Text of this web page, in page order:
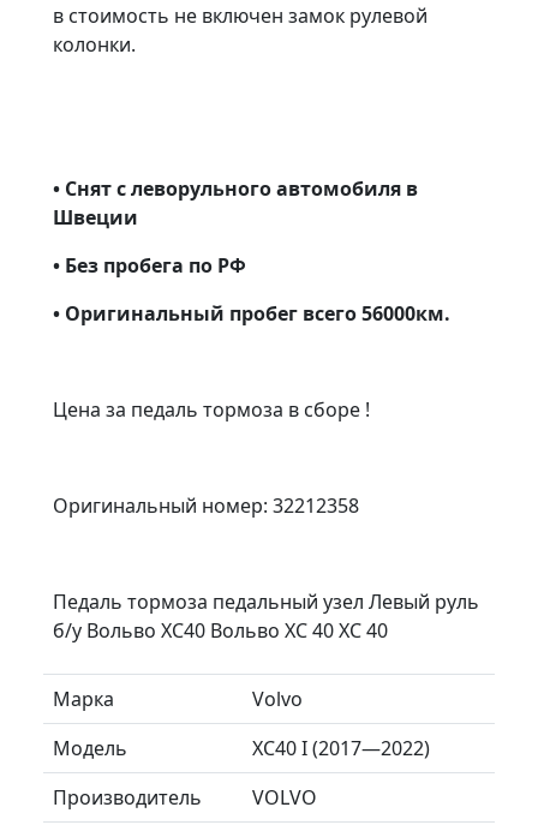
в стоимость не включен замок рулевой
колонки.
• Снят с леворульного автомобиля в
Швеции
• Без пробега по РФ
• Оригинальный пробег всего 56000км.
Цена за педаль тормоза в сборе !
Оригинальный номер: 32212358
Педаль тормоза педальный узел Левый руль
б/у Вольво ХС40 Вольво XC 40 ХС 40
Марка
Volvo
Модель
XC40 I (2017—2022)
Производитель
VOLVO